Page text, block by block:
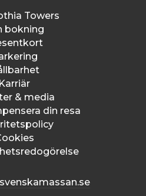
Towers
bokning
Karriär
& media
din resa